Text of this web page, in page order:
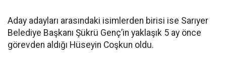
Aday adayları arasındaki isimlerden birisi ise Sarıyer
Belediye Başkanı Şükrü Genç’in yaklaşık 5 ay önce
görevden aldığı Hüseyin Coşkun oldu.